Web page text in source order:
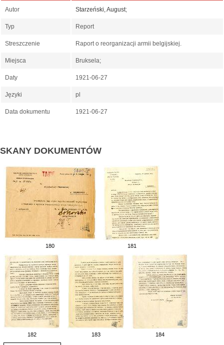
Autor Starzeński, August;
Typ Report
Streszczenie Raport o reorganizacji armii belgijskiej.
Miejsca Bruksela;
Daty 1921-06-27
Języki pl
Data dokumentu 1921-06-27
SKANY DOKUMENTÓW
180 181
182 183 184